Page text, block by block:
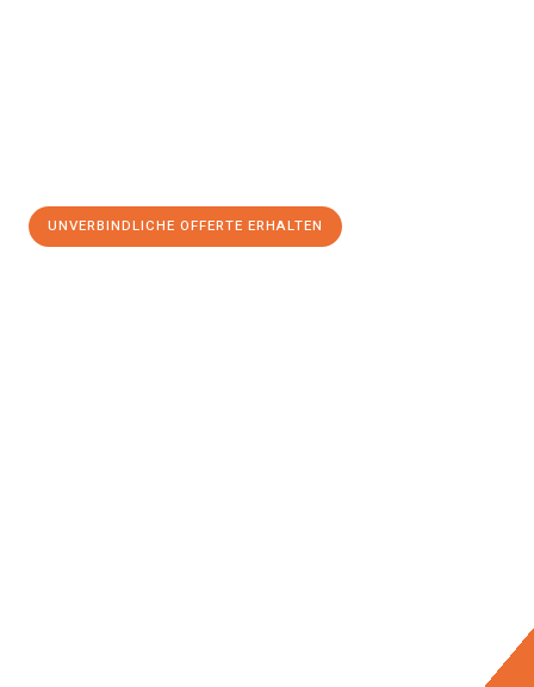
UNVERBINDLICHE OFFERTE ERHALTEN